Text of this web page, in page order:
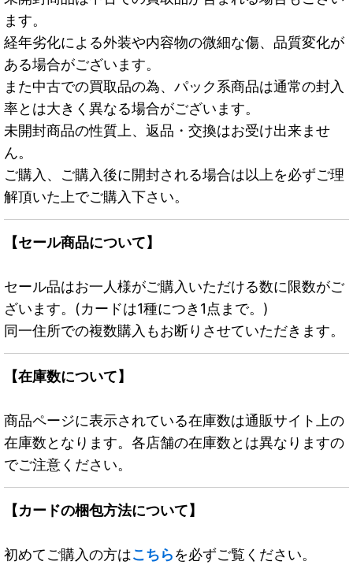
ます。
経年劣化による外装や内容物の微細な傷、品質変化が
ある場合がございます。
また中古での買取品の為、パック系商品は通常の封入
率とは大きく異なる場合がございます。
未開封商品の性質上、返品・交換はお受け出来ませ
ん。
ご購入、ご購入後に開封される場合は以上を必ずご理
解頂いた上でご購入下さい。
【セール商品について】
セール品はお一人様がご購入いただける数に限数がご
ざいます。(カードは1種につき1点まで。)
同一住所での複数購入もお断りさせていただきます。
【在庫数について】
商品ページに表示されている在庫数は通販サイト上の
在庫数となります。各店舗の在庫数とは異なりますの
でご注意ください。
【カードの梱包方法について】
初めてご購入の方はこちらを必ずご覧ください。